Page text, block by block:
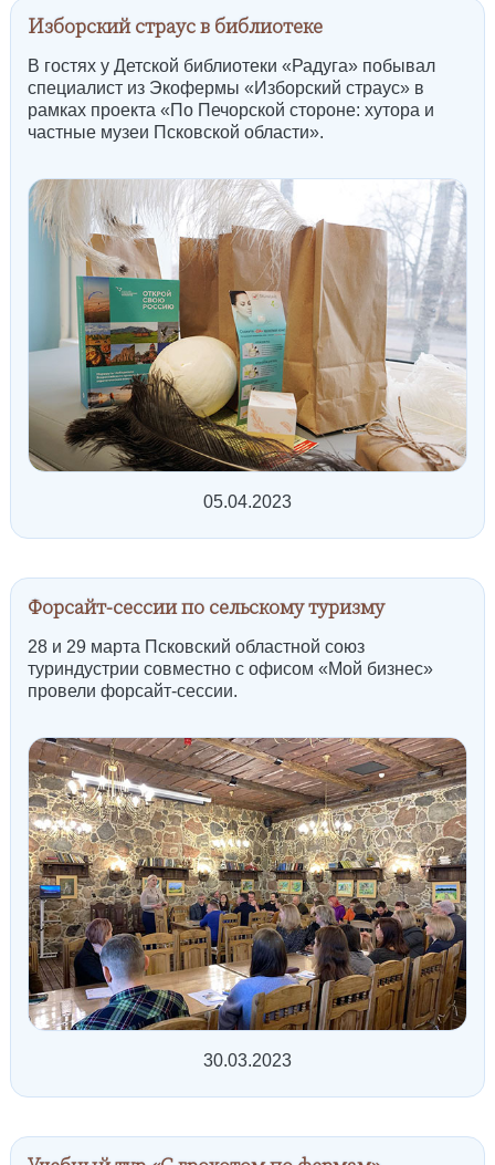
Изборский страус в библиотеке
В гостях у Детской библиотеки «Радуга» побывал
специалист из Экофермы «Изборский страус» в
рамках проекта «По Печорской стороне: хутора и
частные музеи Псковской области».
05.04.2023
Форсайт-сессии по сельскому туризму
28 и 29 марта Псковский областной союз
туриндустрии совместно с офисом «Мой бизнес»
провели форсайт-сессии.
30.03.2023